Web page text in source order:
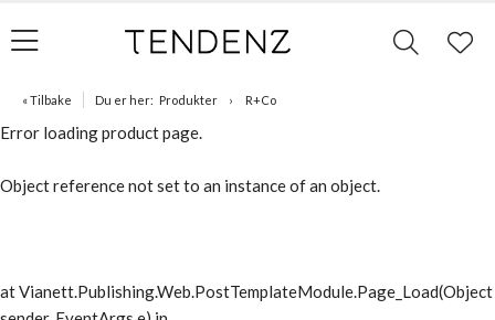
« Tilbake Du er her: Produkter R+Co
Error loading product page.
Object reference not set to an instance of an object.
at Vianett.Publishing.Web.PostTemplateModule.Page_Load(Object